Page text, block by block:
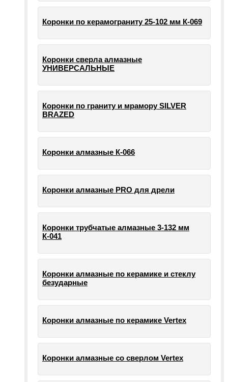
Коронки по керамограниту 25-102 мм К-069
Коронки сверла алмазные
УНИВЕРСАЛЬНЫЕ
Коронки по граниту и мрамору SILVER
BRAZED
Коронки алмазные К-066
Коронки алмазные PRO для дрели
Коронки трубчатые алмазные 3-132 мм
К-041
Коронки алмазные по керамике и стеклу
безударные
Коронки алмазные по керамике Vertex
Коронки алмазные со сверлом Vertex